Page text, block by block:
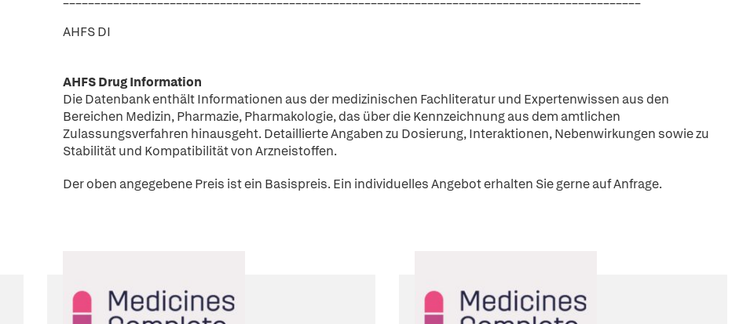
AHFS DI
AHFS Drug Information
Die Datenbank enthält Informationen aus der medizinischen Fachliteratur und Expertenwissen aus den
Bereichen Medizin, Pharmazie, Pharmakologie, das über die Kennzeichnung aus dem amtlichen
Zulassungsverfahren hinausgeht. Detaillierte Angaben zu Dosierung, Interaktionen, Nebenwirkungen sowie zu
Stabilität und Kompatibilität von Arzneistoffen.
Der oben angegebene Preis ist ein Basispreis. Ein individuelles Angebot erhalten Sie gerne auf Anfrage.